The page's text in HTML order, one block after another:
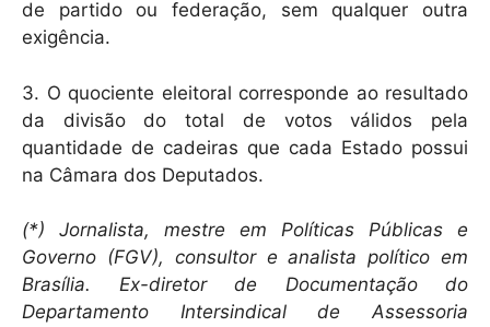
de partido ou federação, sem qualquer outra
exigência.
3. O quociente eleitoral corresponde ao resultado
da divisão do total de votos válidos pela
quantidade de cadeiras que cada Estado possui
na Câmara dos Deputados.
(*) Jornalista, mestre em Políticas Públicas e
Governo (FGV), consultor e analista político em
Brasília. Ex-diretor de Documentação do
Departamento Intersindical de Assessoria